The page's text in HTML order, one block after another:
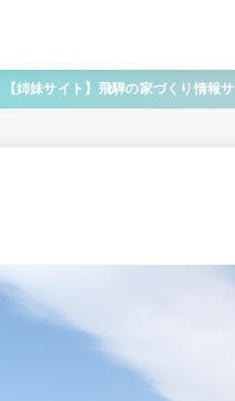
【姉妹サイト】飛騨の家づくり情報